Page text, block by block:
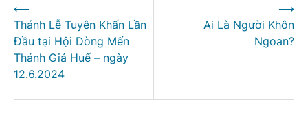
hướng
bài
viết
⟵
Thánh Lễ Tuyên Khấn Lần
Đầu tại Hội Dòng Mến
Thánh Giá Huế – ngày
12.6.2024
Ai Là Người Khôn
Ngoan?
⟶